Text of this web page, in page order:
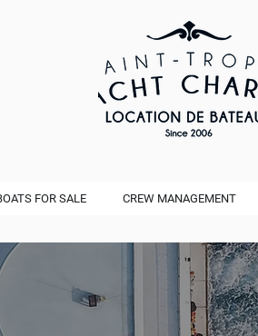
FOR SALE CREW MANAGEMENT